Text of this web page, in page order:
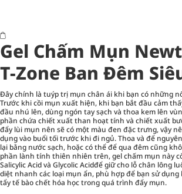
Gel Chấm Mụn
T-Zone Ban Đêm
Đây chính là tuýp trị mụn chân ái khi bạn có những
Trước khi cồi mụn xuất hiện, khi bạn bắt đầu cảm
đầu nhú lên, dùng ngón tay sạch và thoa kem lên
phần chứa chiết xuất than hoạt tính và chiết xuất
đẩy lùi mụn nên sẽ có một màu đen đặc trưng, vậy
dụng vào buổi tối trước khi đi ngủ. Thoa và để
lại bằng nước sạch, hoặc có thể để qua đêm cũng
phần lành tính thiên nhiên trên, gel chấm mụn này
Salicylic Acid và Glycolic Acidđể giữ cho lỗ chân lông
diệt nhanh các loại mụn ẩn, phù hợp để bạn sử dụng
tẩy tế bào chết hóa học trong quá trình đẩy mụn.